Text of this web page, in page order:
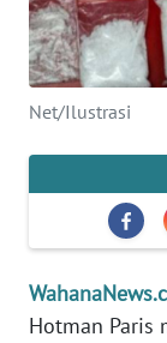
Net/Ilustrasi
Hotman Paris
INTERNASIONAL
SERBA-SERBI
PENDIDIKAN
OLAHRAGA
OPINI